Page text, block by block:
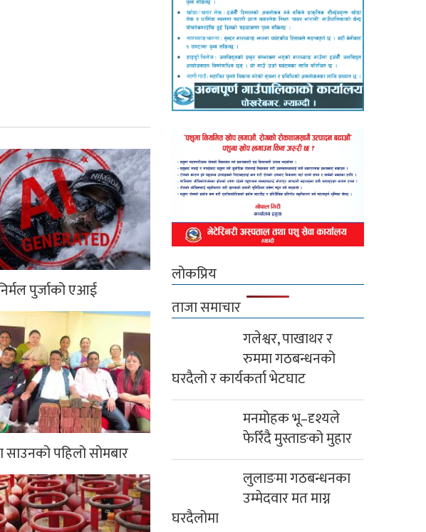
पुर्जाको एआई
साउनको पहिलो सोमबार
लोकप्रिय
ताजा समाचार
गलेश्वर, पाखाथर र
रुममा गठबन्धनको
घरदैलो र कार्यकर्ता भेटघाट
मनमोहक भू–दृश्यले
फेरिँदै मुस्ताङको मुहार
लुलाङमा गठबन्धनका
उम्मेदवार मत माग्न
घरदैलोमा